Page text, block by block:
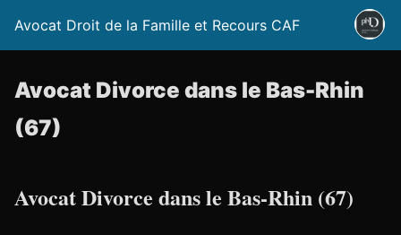
Avocat Droit de la Famille et Recours CAF
Avocat Divorce dans le Bas-Rhin
(67)
Avocat Divorce dans le Bas-Rhin (67)